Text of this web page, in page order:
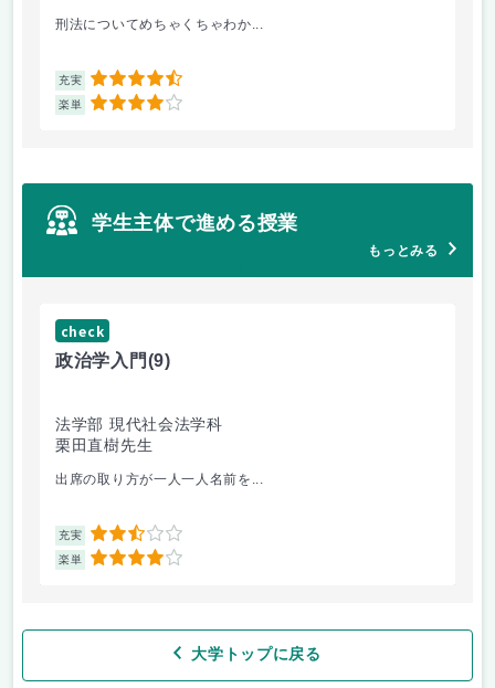
刑法についてめちゃくちゃわか...
充実 4.5
楽単 4
学生主体で進める授業
もっとみる
check
政治学入門(9)
法学部 現代社会法学科
栗田直樹先生
出席の取り方が一人一人名前を...
充実 2.5
楽単 4
大学トップに戻る